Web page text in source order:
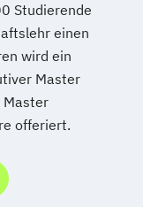
Studierende
einen
wird ein
Master
Master
offeriert.